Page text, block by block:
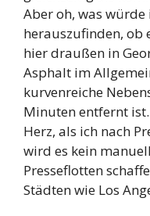
Aber oh, was
herauszufinden, ob
hier draußen in
Asphalt im
kurvenreiche
Minuten entfernt
Herz, als ich nach
wird es kein
Presseflotten
Städten wie Los